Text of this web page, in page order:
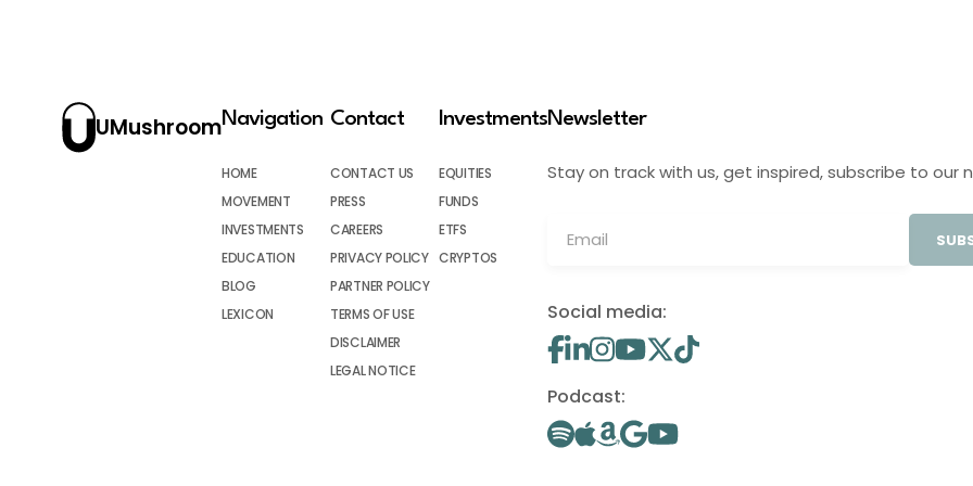
UMushroomNavigation
HOME
MOVEMENT
INVESTMENTS
EDUCATION
BLOG
LEXICON
Contact
CONTACT US
PRESS
CAREERS
PRIVACY POLICY
PARTNER POLICY
TERMS OF USE
DISCLAIMER
LEGAL NOTICE
Investments
EQUITIES
FUNDS
ETFS
CRYPTOS
Newsletter
Stay on track with us, get inspired, subscribe to our
Social media:
Podcast: